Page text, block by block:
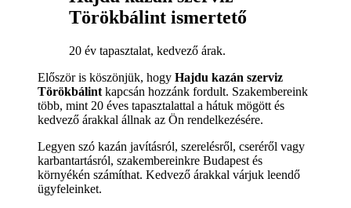
Törökbálint ismertető
20 év tapasztalat, kedvező árak.
Először is köszönjük, hogy Hajdu kazán szerviz
Törökbálint kapcsán hozzánk fordult. Szakembereink
több, mint 20 éves tapasztalattal a hátuk mögött és
kedvező árakkal állnak az Ön rendelkezésére.
Legyen szó kazán javításról, szerelésről, cseréről vagy
karbantartásról, szakembereinkre Budapest és
környékén számíthat. Kedvező árakkal várjuk leendő
ügyfeleinket.